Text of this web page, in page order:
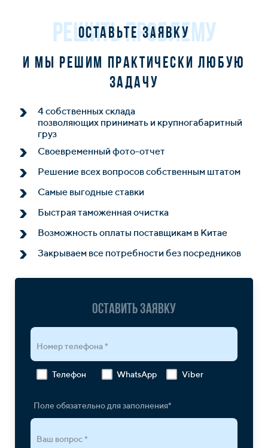
РЕШИТЬ ПРОБЛЕМУ
Оставьте заявку
и мы решим практически любую
задачу
4 собственных склада
позволяющих принимать и крупногабаритный
груз
Своевременный фото-отчет
Решение всех вопросов собственным штатом
Самые выгодные ставки
Быстрая таможенная очистка
Возможность оплаты поставщикам в Китае
Закрываем все потребности без посредников
Оставить заявку
Номер телефона *
Телефон WhatsApp Viber
Поле обязательно для заполнения*
Ваш вопрос *